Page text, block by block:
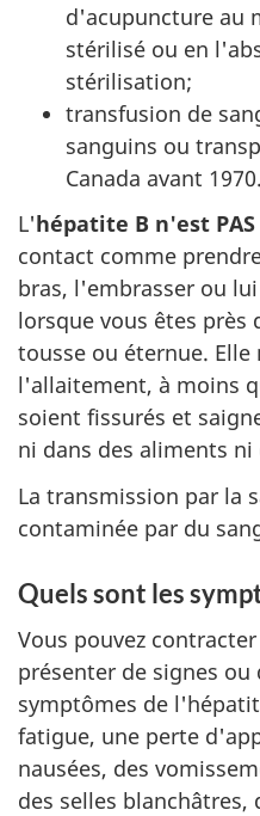
d'acupuncture au
stérilisé ou en
stérilisation;
transfusion de
sanguins ou
Canada avant 1970.
L'hépatite B n'est
contact comme
bras, l'embrasser ou
lorsque vous êtes près
tousse ou éternue.
l'allaitement, à moins
soient fissurés et
ni dans des aliments ni
La transmission par la
contaminée par du
Quels sont les
Vous pouvez
présenter de signes
symptômes de
fatigue, une perte
nausées, des
des selles blanchâtres,